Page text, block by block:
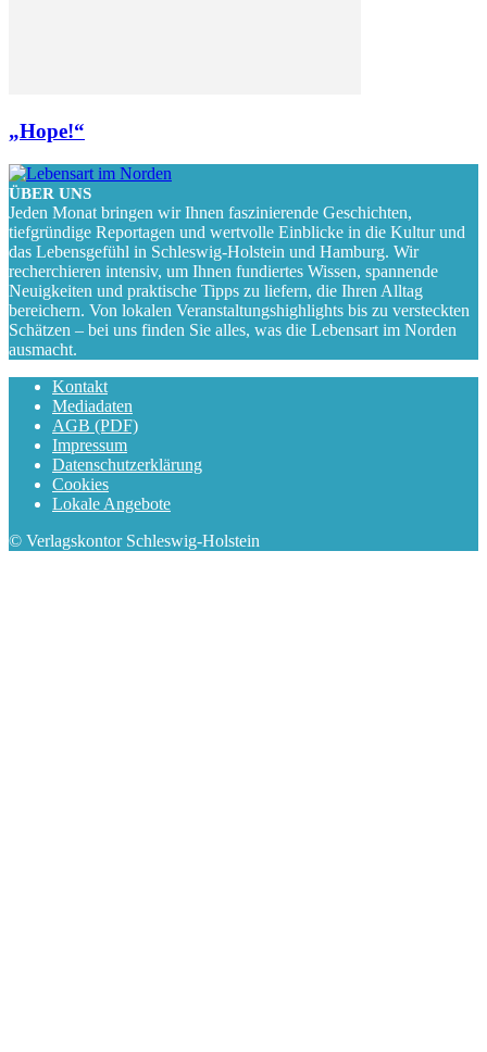
„Hope!“
ÜBER UNS
Jeden Monat bringen wir Ihnen faszinierende Geschichten,
tiefgründige Reportagen und wertvolle Einblicke in die Kultur und
das Lebensgefühl in Schleswig-Holstein und Hamburg. Wir
recherchieren intensiv, um Ihnen fundiertes Wissen, spannende
Neuigkeiten und praktische Tipps zu liefern, die Ihren Alltag
bereichern. Von lokalen Veranstaltungshighlights bis zu versteckten
Schätzen – bei uns finden Sie alles, was die Lebensart im Norden
ausmacht.
Kontakt
Mediadaten
AGB (PDF)
Impressum
Datenschutzerklärung
Cookies
Lokale Angebote
© Verlagskontor Schleswig-Holstein